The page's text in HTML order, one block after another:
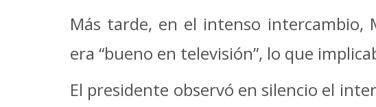
Más tarde, en el intenso intercambio,
era “bueno en televisión”, lo que
El presidente observó en silencio el